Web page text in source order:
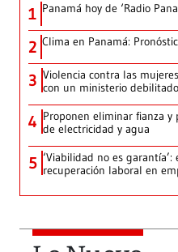
1 Panamá hoy de ‘Radio
2 Clima en Panamá:
3 Violencia contra las
con un ministerio debilitado
4 Proponen eliminar fianza
de electricidad y agua
5 ‘Viabilidad no es
recuperación laboral en